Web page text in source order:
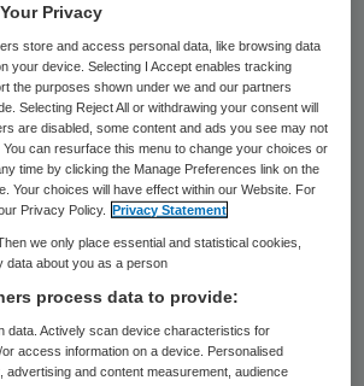
vluchtelingen verblijven,
waar geweld,
mogelijk misbruik
zouden zo snel mogelijk
Dat schrijven artsen van
Asielzoekers in een
opvangorganisatie COA, die
gemeente verantwoordelijk
Privacy
store and access personal data, like browsing data
your device. Selecting I Accept enables tracking
the purposes shown under we and our partners
Selecting Reject All or withdrawing your consent will
are disabled, some content and ads you see may not
can resurface this menu to change your choices or
time by clicking the Manage Preferences link on the
Your choices will have effect within our Website. For
Privacy Policy.
Privacy Statement
we only place essential and statistical cookies,
data about you as a person
process data to provide:
data. Actively scan device characteristics for
access information on a device. Personalised
advertising and content measurement, audience